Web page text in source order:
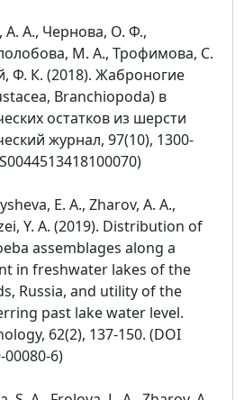
А. А., Чернова, О. Ф.,
М. А., Трофимова, С.
Ф. К. (2018). Жаброногие
Branchiopoda) в
остатков из шерсти
журнал, 97(10), 1300-
E. A., Zharov, A. A.,
Y. A. (2019). Distribution of
assemblages along a
in freshwater lakes of the
Russia, and utility of the
past lake water level.
62(2), 137-150. (DOI
00080-6)